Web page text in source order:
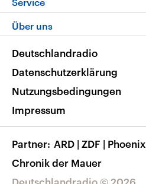
Nachrichtenleicht
Neue Beiträge auf dlf.de
Podcasts
Deutschlandfunk App
Nachrichten App
Frequenzen
FAQ
Veranstaltungen
Musikliste
RSS
Über uns
Barrierefreiheit
Deutschlandradio © 2026
Deutschlandradio
Datenschutzerklärung
Nutzungsbedingungen
Impressum
Partner ARD | ZDF | Phoenix
Chronik der Mauer